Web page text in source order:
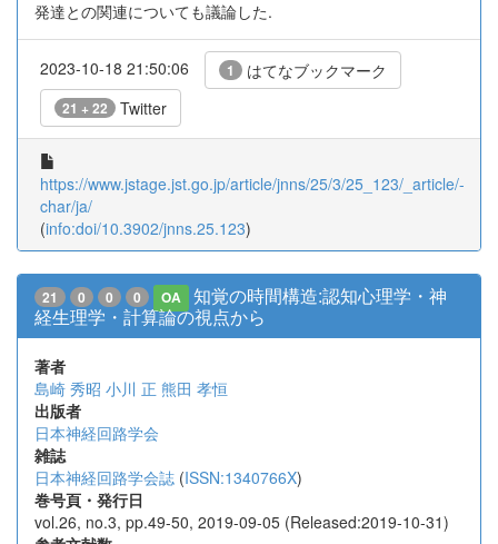
発達との関連についても議論した.
2023-10-18 21:50:06 1 はてなブックマーク
21 + 22 Twitter
https://www.jstage.jst.go.jp/article/jnns/25/3/25_123/_article/-
char/ja/
(info:doi/10.3902/jnns.25.123)
21 0 0 0 OA
知覚の時間構造:認知心理学・神
経生理学・計算論の視点から
著者
島崎 秀昭 小川 正 熊田 孝恒
出版者
日本神経回路学会
雑誌
日本神経回路学会誌 (ISSN:1340766X)
巻号頁・発行日
vol.26, no.3, pp.49-50, 2019-09-05 (Released:2019-10-31)